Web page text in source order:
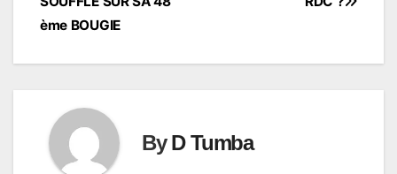
l’article
ème BOUGIE
ByD Tumba